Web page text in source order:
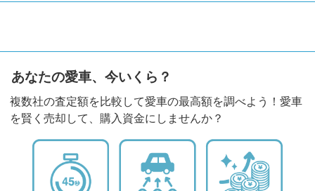
あなたの愛車、今いくら？
複数社の査定額を比較して愛車の最高額を調べよう！愛車
を賢く売却して、購入資金にしませんか？